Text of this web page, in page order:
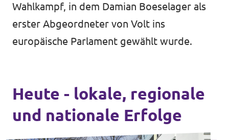
Wahlkampf, in dem Damian Boeselager als
erster Abgeordneter von Volt ins
europäische Parlament gewählt wurde.
Heute - lokale, regionale
und nationale Erfolge